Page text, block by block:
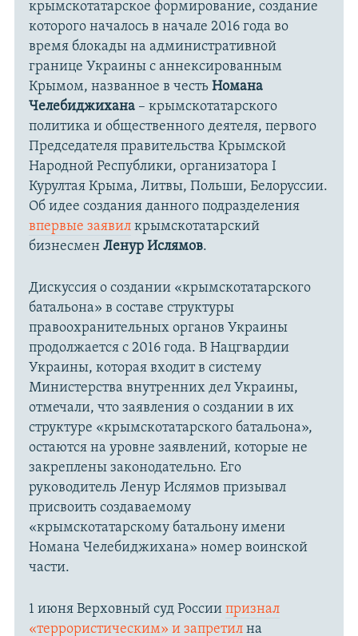
крымскотатарское формирование, создание
которого началось в начале 2016 года во
время блокады на административной
границе Украины с аннексированным
Крымом, названное в честь Номана
Челебиджихана – крымскотатарского
политика и общественного деятеля, первого
Председателя правительства Крымской
Народной Республики, организатора I
Курултая Крыма, Литвы, Польши, Белоруссии.
Об идее создания данного подразделения
впервые заявил крымскотатарский
бизнесмен Ленур Ислямов.
Дискуссия о создании «крымскотатарского
батальона» в составе структуры
правоохранительных органов Украины
продолжается с 2016 года. В Нацгвардии
Украины, которая входит в систему
Министерства внутренних дел Украины,
отмечали, что заявления о создании в их
структуре «крымскотатарского батальона»,
остаются на уровне заявлений, которые не
закреплены законодательно. Его
руководитель Ленур Ислямов призывал
присвоить создаваемому
«крымскотатарскому батальону имени
Номана Челебиджихана» номер воинской
части.
1 июня Верховный суд России признал
«террористическим» и запретил на